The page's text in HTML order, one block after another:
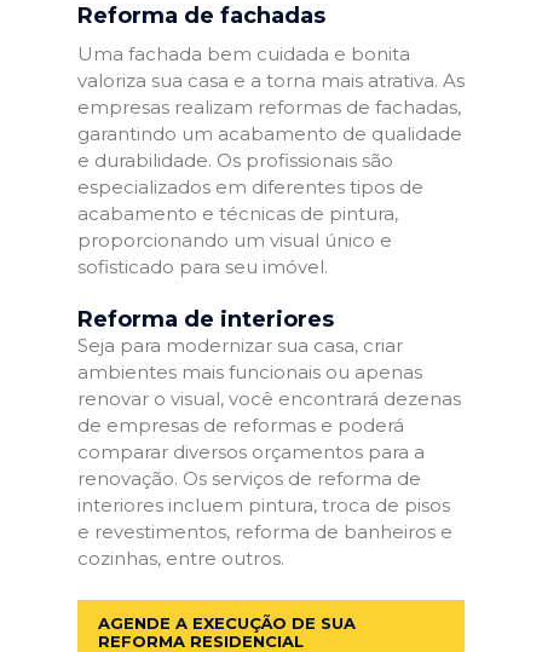
Reforma de fachadas
Uma fachada bem cuidada e bonita
valoriza sua casa e a torna mais atrativa. As
empresas realizam reformas de fachadas,
garantindo um acabamento de qualidade
e durabilidade. Os profissionais são
especializados em diferentes tipos de
acabamento e técnicas de pintura,
proporcionando um visual único e
sofisticado para seu imóvel.
Reforma de interiores
Seja para modernizar sua casa, criar
ambientes mais funcionais ou apenas
renovar o visual, você encontrará dezenas
de empresas de reformas e poderá
comparar diversos orçamentos para a
renovação. Os serviços de reforma de
interiores incluem pintura, troca de pisos
e revestimentos, reforma de banheiros e
cozinhas, entre outros.
AGENDE A EXECUÇÃO DE SUA
REFORMA RESIDENCIAL